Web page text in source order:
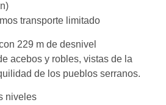
transporte limitado
229 m de desnivel
acebos y robles, vistas de la
de los pueblos serranos.
niveles